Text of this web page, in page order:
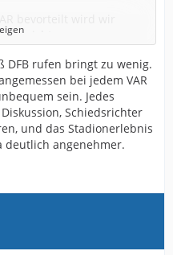
nicht an.
Recht laut. Da ist es
oder einfallsreich sind.
war das gegen
schlechter und da wird
gesungen.
Kabine sind vielleicht
Mist. Kein
DFB rufen bringt zu wenig.
bei jedem VAR
sein. Jedes
Schiedsrichter
und das Stadionerlebnis
deutlich angenehmer.